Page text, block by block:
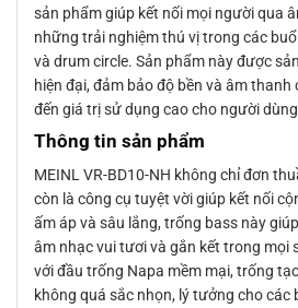
sản phẩm giúp kết nối mọi người qua
những trải nghiệm thú vị trong các
và drum circle. Sản phẩm này được
hiện đại, đảm bảo độ bền và âm thanh
đến giá trị sử dụng cao cho người
Thông tin sản phẩm
MEINL VR-BD10-NH không chỉ đơn
còn là công cụ tuyệt vời giúp kết nối
ấm áp và sâu lắng, trống bass này
âm nhạc vui tươi và gắn kết trong mọi
với đầu trống Napa mềm mại, trống
không quá sắc nhọn, lý tưởng cho các